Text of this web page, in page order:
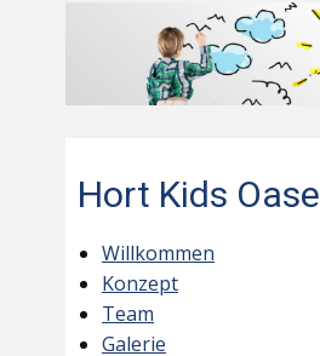
Hort Kids Oase
Willkommen
Konzept
Team
Galerie